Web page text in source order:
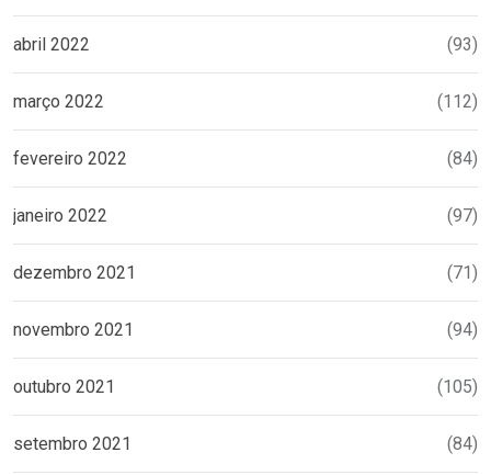
abril 2022 (93)
março 2022 (112)
fevereiro 2022 (84)
janeiro 2022 (97)
dezembro 2021 (71)
novembro 2021 (94)
outubro 2021 (105)
setembro 2021 (84)